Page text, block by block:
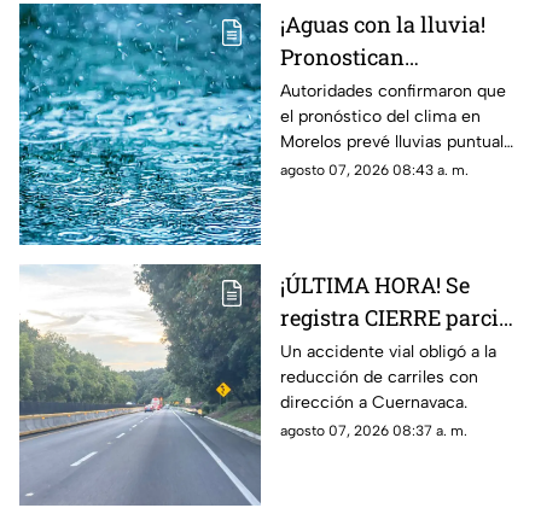
¡Aguas con la lluvia!
Pronostican
precipitaciones muy
fuertes en Morelos
HOY; Lista de
municipios más
Autoridades confirmaron que
el pronóstico del clima en
Morelos prevé lluvias puntuales
muy fuertes de 50 a 75 mm
agosto 07, 2026 08:43 a. m.
¡ÚLTIMA HORA! Se
registra CIERRE parcial
en la autopista México-
Cuernavaca; esto pasó
Un accidente vial obligó a la
reducción de carriles con
dirección a Cuernavaca.
agosto 07, 2026 08:37 a. m.